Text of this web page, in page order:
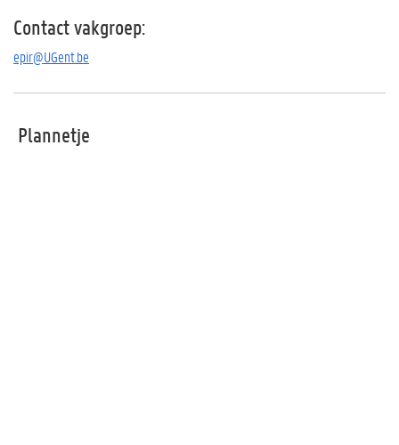
Contact vakgroep:
epir@UGent.be
Plannetje